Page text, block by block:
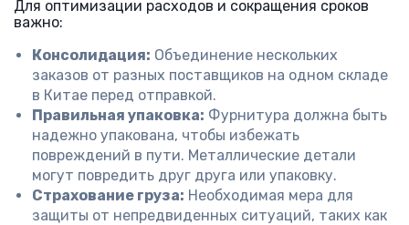
Для оптимизации расходов и сокращения сроков
важно:
Консолидация: Объединение нескольких
заказов от разных поставщиков на одном складе
в Китае перед отправкой.
Правильная упаковка: Фурнитура должна быть
надежно упакована, чтобы избежать
повреждений в пути. Металлические детали
могут повредить друг друга или упаковку.
Страхование груза: Необходимая мера для
защиты от непредвиденных ситуаций, таких как